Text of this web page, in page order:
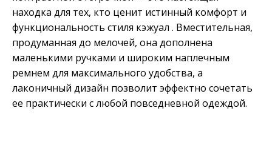
находка для тех, кто ценит истинный комфорт и
функциональность стиля кэжуал . Вместительная,
продуманная до мелочей, она дополнена
маленькими ручками и широким наплечным
ремнем для максимального удобства, а
лаконичный дизайн позволит эффектно сочетать
ее практически с любой повседневной одеждой.